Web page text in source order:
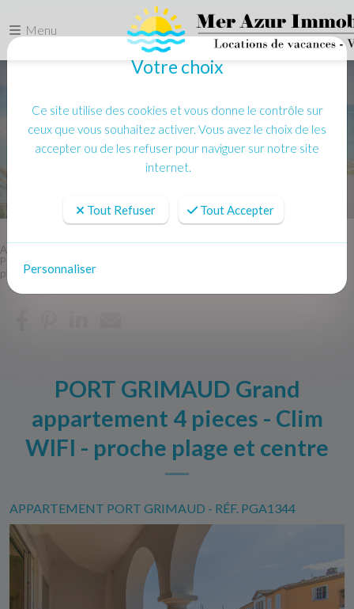
Menu
Accueil
PORT GRIMAUD Grand appartement 4 pieces - Clim WIFI - proche
plage et centre
PORT GRIMAUD Grand
appartement 4 pieces - Clim
WIFI - proche plage et centre
APPARTEMENT PORT GRIMAUD - RÉF. PGA1344
Votre choix
Ce site utilise des cookies et vous donne le contrôle sur
ceux que vous souhaitez activer. Vous avez le choix de les
accepter ou de les refuser pour naviguer sur notre site
internet.
Tout Refuser Tout Accepter
Personnaliser